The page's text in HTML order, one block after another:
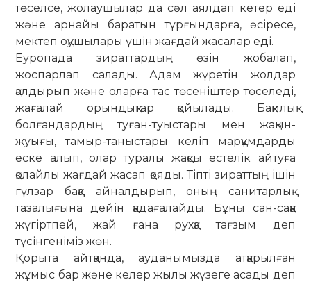
төселсе, жолаушылар да сәл аялдап кетер еді
және арнайы баратын тұрғындарға, әсіресе,
мектеп оқушылары үшін жағдай жасалар еді.
Еуропада зираттардың өзін жобалап,
жоспарлап салады. Адам жүретін жолдар
қалдырып және оларға тас төсеніштер төселеді,
жағалай орындықтар қойылады. Бақилық
болғандардың туған-туыстары мен жақын-
жуығы, тамыр-таныстары келіп марқұмдарды
еске алып, олар туралы жақсы естелік айтуға
қолайлы жағдай жасап қояды. Тіпті зираттың ішін
гүлзар баққа айналдырып, оның санитарлық-
тазалығына дейін қадағалайды. Бұны сан-саққа
жүгіртпей, жай ғана рухқа тағзым деп
түсінгеніміз жөн.
Қорыта айтқанда, ауданымызда атқарылған
жұмыс бар және келер жылы жүзеге асады деп